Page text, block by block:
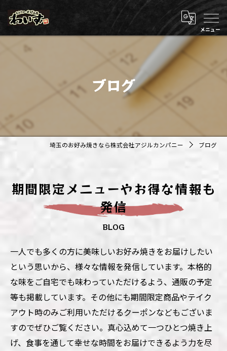
ブログ
埼玉のお好み焼きなら株式会社アジルカンパニー ブログ
期間限定メニューやお得な情報も
発信
BLOG
一人でも多くの方に美味しいお好み焼きをお届けしたい
という思いから、様々な情報を発信しています。本格的
な味をご自宅でも味わっていただけるよう、通販の予定
等も掲載しています。その他にも期間限定商品やテイク
アウト時のみご利用いただけるクーポンなどもございま
すのでぜひご覧ください。真心込めて一つひとつ焼き上
げ、食事を通して幸せな時間をお届けできるよう力を尽